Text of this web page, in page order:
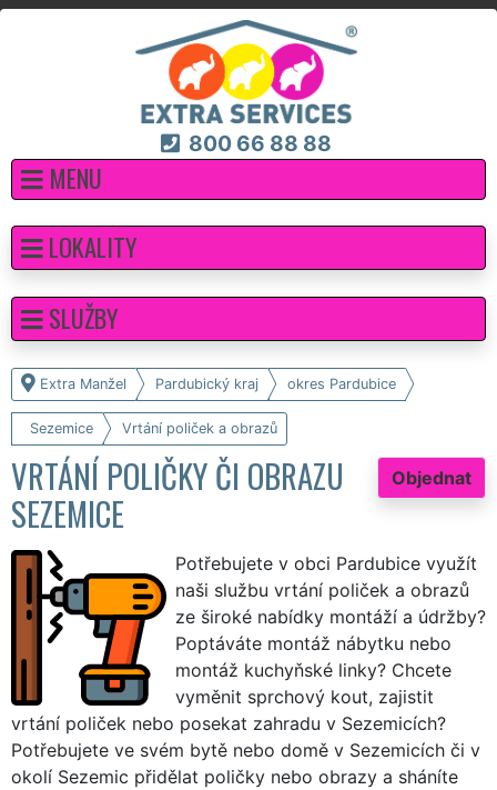
800 66 88 88
MENU
Extra Manžel Pardubický kraj okres Pardubice
Sezemice Vrtání poliček a obrazů
Objednat
VRTÁNÍ POLIČKY ČI OBRAZU
SEZEMICE
Potřebujete v obci Pardubice využít
naši službu vrtání poliček a obrazů
ze široké nabídky montáží a údržby?
Poptáváte montáž nábytku nebo
montáž kuchyňské linky? Chcete
vyměnit sprchový kout, zajistit
vrtání poliček nebo posekat zahradu v Sezemicích?
Potřebujete ve svém bytě nebo domě v Sezemicích či v
okolí Sezemic přidělat poličky nebo obrazy a sháníte
LOKALITY
SLUŽBY